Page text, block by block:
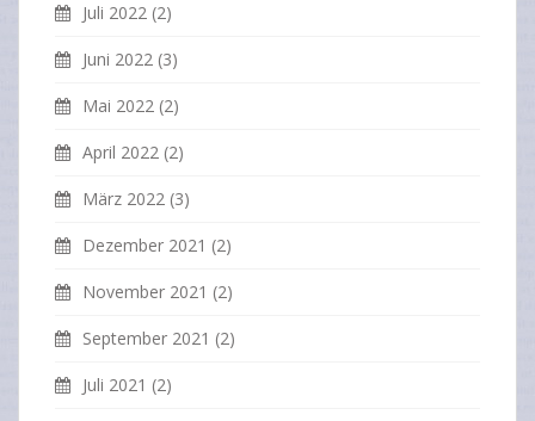
Juli 2022 (2)
Juni 2022 (3)
Mai 2022 (2)
April 2022 (2)
März 2022 (3)
Dezember 2021 (2)
November 2021 (2)
September 2021 (2)
Juli 2021 (2)